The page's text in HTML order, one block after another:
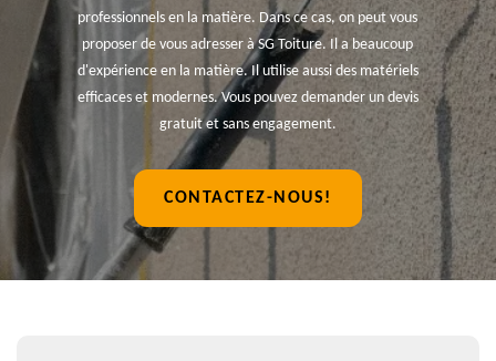
professionnels en la matière. Dans ce cas, on peut vous
proposer de vous adresser à SG Toiture. Il a beaucoup
d'expérience en la matière. Il utilise aussi des matériels
efficaces et modernes. Vous pouvez demander un devis
gratuit et sans engagement.
CONTACTEZ-NOUS!